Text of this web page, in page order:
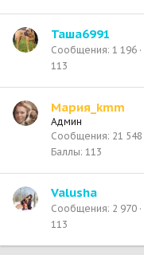
Таша6991
Сообщения 1 196
113
Мария_kmm
Админ
Сообщения 21 548
Баллы 113
Valusha
Сообщения 2 970
113